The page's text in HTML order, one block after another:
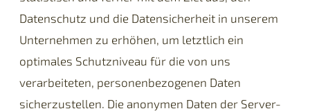
Datenschutz und die Datensicherheit in unserem
Unternehmen zu erhöhen, um letztlich ein
optimales Schutzniveau für die von uns
verarbeiteten, personenbezogenen Daten
sicherzustellen. Die anonymen Daten der Server-